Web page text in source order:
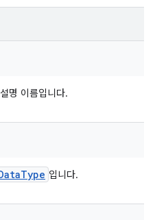
설명 이름입니다.
Type 입니다.